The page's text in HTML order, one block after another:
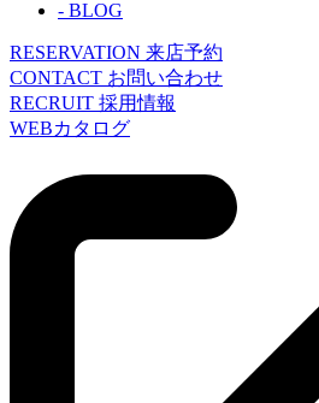
- BLOG
RESERVATION 来店予約
CONTACT お問い合わせ
RECRUIT 採用情報
WEBカタログ